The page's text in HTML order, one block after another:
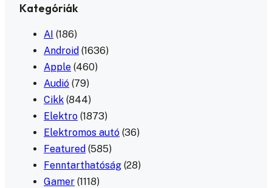
Kategóriák
AI (186)
Android (1636)
Apple (460)
Audió (79)
Cikk (844)
Elektro (1873)
Elektromos autó (36)
Featured (585)
Fenntarthatóság (28)
Gamer (1118)